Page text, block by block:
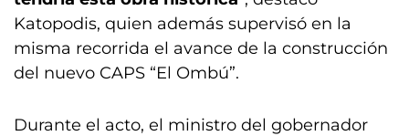
Katopodis, quien además supervisó en la
misma recorrida el avance de la construcción
del nuevo CAPS “El Ombú”.
Durante el acto, el ministro del gobernador